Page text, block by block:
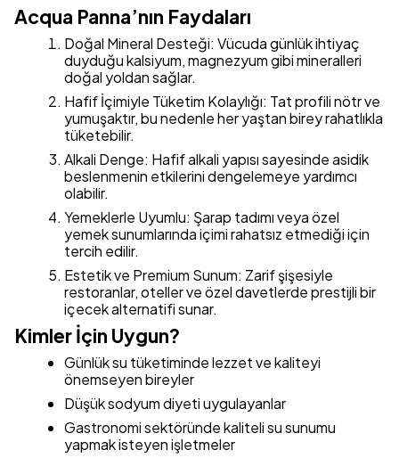
Acqua Panna’nın Faydaları
Doğal Mineral Desteği: Vücuda günlük ihtiyaç
duyduğu kalsiyum, magnezyum gibi mineralleri
doğal yoldan sağlar.
Hafif İçimiyle Tüketim Kolaylığı: Tat profili nötr ve
yumuşaktır, bu nedenle her yaştan birey rahatlıkla
tüketebilir.
Alkali Denge: Hafif alkali yapısı sayesinde asidik
beslenmenin etkilerini dengelemeye yardımcı
olabilir.
Yemeklerle Uyumlu: Şarap tadımı veya özel
yemek sunumlarında içimi rahatsız etmediği için
tercih edilir.
Estetik ve Premium Sunum: Zarif şişesiyle
restoranlar, oteller ve özel davetlerde prestijli bir
içecek alternatifi sunar.
Kimler İçin Uygun?
Günlük su tüketiminde lezzet ve kaliteyi
önemseyen bireyler
Düşük sodyum diyeti uygulayanlar
Gastronomi sektöründe kaliteli su sunumu
yapmak isteyen işletmeler